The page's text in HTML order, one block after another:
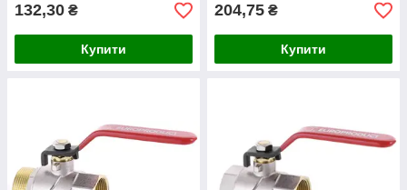
132,30 ₴
Купити
204,75 ₴
Купити